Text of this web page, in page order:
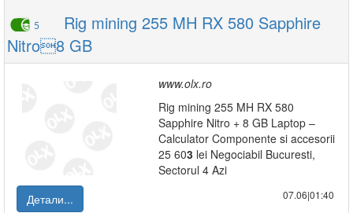
5
Rig mining 255 MH RX 580 Sapphire
Nitro8 GB
www.olx.ro
Rig mining 255 MH RX 580
Sapphire Nitro + 8 GB Laptop –
Calculator Componente si accesorii
25 603 lei Negociabil Bucuresti,
Sectorul 4 Azi
Детали...
07.06|01:40